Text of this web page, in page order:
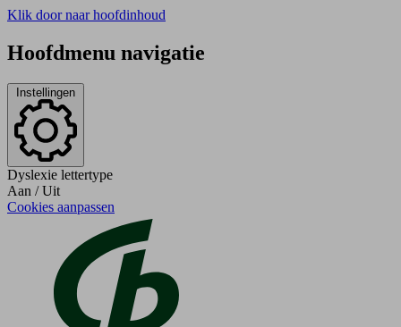
Klik door naar hoofdinhoud
Hoofdmenu navigatie
Instellingen
Dyslexie lettertype
Aan / Uit
Cookies aanpassen